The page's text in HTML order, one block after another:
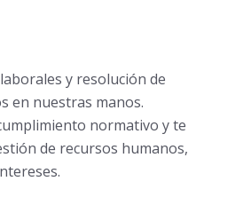
y resolución de
en nuestras manos.
normativo y te
de recursos humanos,